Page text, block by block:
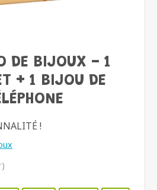
DE BIJOUX - 1
+ 1 BIJOU DE
!